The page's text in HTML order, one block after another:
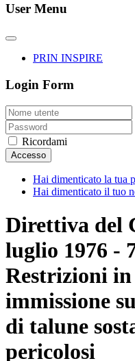
User Menu
PRIN INSPIRE
Login Form
Ricordami
Accesso
Hai dimenticato la tua
Hai dimenticato il tuo
Direttiva del
luglio 1976 -
Restrizioni
immissione
di talune
pericolosi